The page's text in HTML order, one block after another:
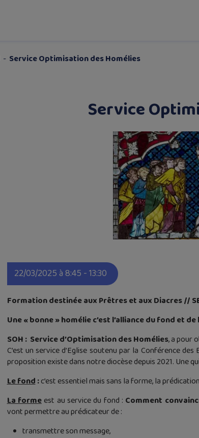
- Service Optimisation des Homélies
Service
22/03/2025 à 8:45 - 13:30
Formation destinée aux Prêtres et aux Diacres //
Une « bonne » homélie c’est l’alliance du fond et
SOH : Service d’Optimisation des Homélies, a pour
C’est un service d’Eglise soutenu par la Conférence
proposition existe dans notre diocèse depuis 2021. Une
Le fond:c’est essentiel mais sans la forme, la
La formeest au service du fond : Comment
vont permettre au prédicateur de :
transmettre son message,